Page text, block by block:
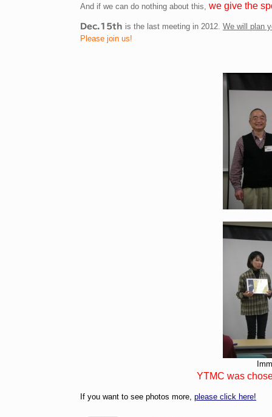
And if we can do nothing about this, we give the
Dec.15th is the last meeting in 2012. We will plan
Please join us!
YTMC was
If you want to see photos more, please click here!